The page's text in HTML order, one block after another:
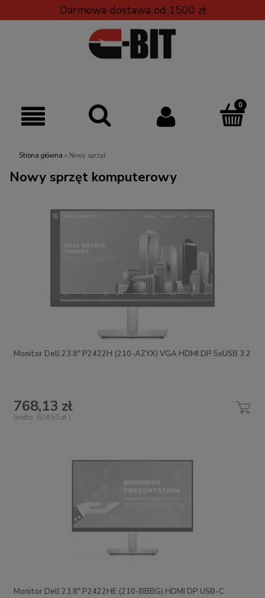
Darmowa dostawa od 1500 zł
Strona główna » Nowy sprzęt
Nowy sprzęt komputerowy
Monitor Dell 23.8" P2422H (210-AZYX) VGA HDMI DP 5xUSB 3.2
768,13 zł
(netto: 624,50 zł )
Monitor Dell 23.8" P2422HE (210-BBBG) HDMI DP USB-C